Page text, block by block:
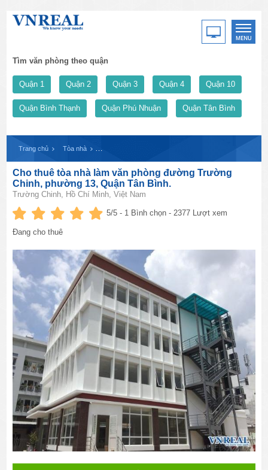
Tìm văn phòng theo quận
Quận 1 Quận 2 Quận 3 Quận 4 Quận 10
Quận Bình Thạnh Quận Phú Nhuận Quận Tân Bình
Trang chủ Tòa nhà
Cho thuê tòa nhà làm văn phòng đường Trường
Chinh, phường 13, Quận Tân Bình.
Trường Chinh, Hồ Chí Minh, Việt Nam
5/5 - 1 Bình chọn - 2377 Lượt xem
Đang cho thuê